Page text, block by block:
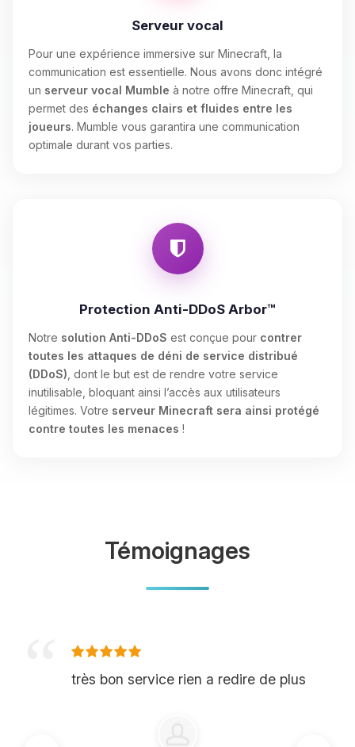
Serveur vocal
Pour une expérience immersive sur Minecraft, la
communication est essentielle. Nous avons donc intégré
un serveur vocal Mumble à notre offre Minecraft, qui
permet des échanges clairs et fluides entre les
joueurs. Mumble vous garantira une communication
optimale durant vos parties.
Protection Anti-DDoS Arbor™
Notre solution Anti-DDoS est conçue pour contrer
toutes les attaques de déni de service distribué
(DDoS) , dont le but est de rendre votre service
inutilisable, bloquant ainsi l’accès aux utilisateurs
légitimes. Votre serveur Minecraft sera ainsi protégé
contre toutes les menaces !
Témoignages
très bon service rien a redire de plus